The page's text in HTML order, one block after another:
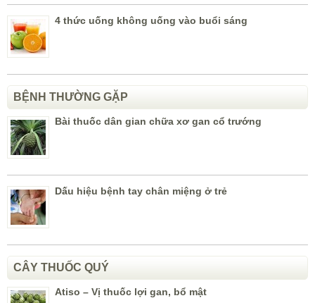
4 thức uống không uống vào buổi sáng
BỆNH THƯỜNG GẶP
Bài thuốc dân gian chữa xơ gan cổ trướng
Dấu hiệu bệnh tay chân miệng ở trẻ
CÂY THUỐC QUÝ
Atiso – Vị thuốc lợi gan, bổ mật